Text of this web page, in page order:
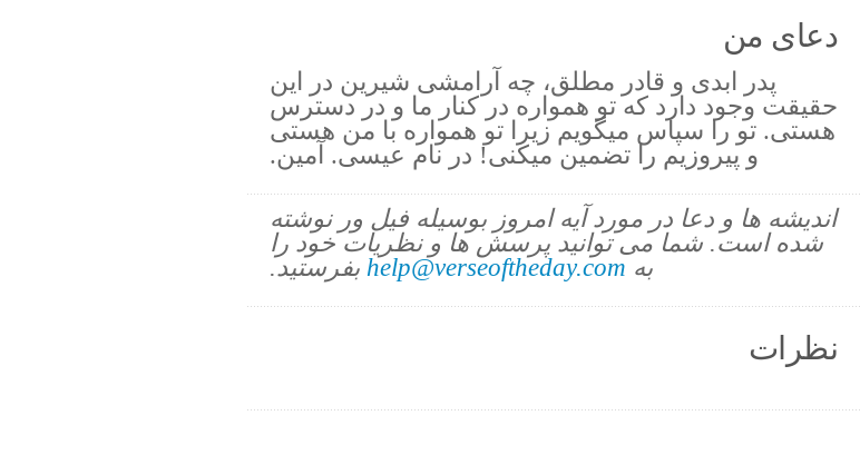
دعای من
پدر ابدى و قادر مطلق، چه آرامشى شيرين در اين
حقيقت وجود دارد كه تو همواره در كنار ما و در دسترس
هستى. تو را سپاس ميگويم زيرا تو همواره با من هستى
و پيروزيم را تضمين ميكنى! در نام عيسى. آمين.
اندیشه ها و دعا در مورد آیه امروز بوسیله فیل ور نوشته
شده است. شما می توانید پرسش ها و نظریات خود را
بهhelp@verseoftheday.com بفرستید.
نظرات